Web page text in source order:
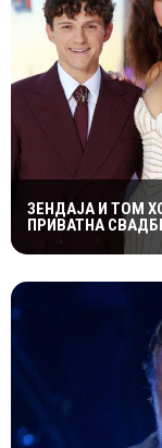
ЗЕНДАЈА И ТОМ
ПРИВАТНА
ТАЈНО СЕ ВЕНЧАЛЕ